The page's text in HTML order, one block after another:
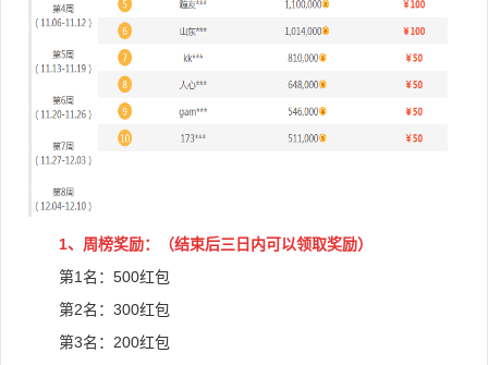
1、周榜奖励：（结束后三日内可以领取奖励）
第1名：500红包
第2名：300红包
第3名：200红包